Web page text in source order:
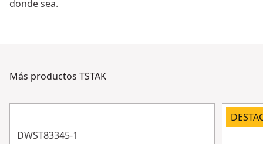
donde sea.
Ver video
Más productos TSTAK
DWST83345-1